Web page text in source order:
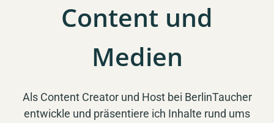
Content und
Medien
Als Content Creator und Host bei BerlinTaucher
entwickle und präsentiere ich Inhalte rund ums